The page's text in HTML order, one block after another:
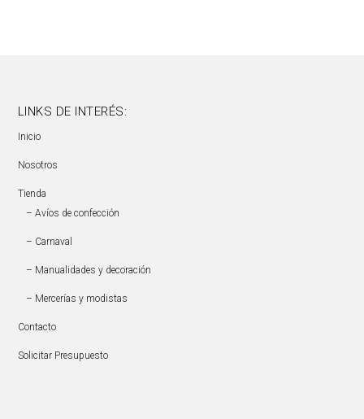
LINKS DE INTERÉS:
Inicio
Nosotros
Tienda
– Avíos de confección
– Carnaval
– Manualidades y decoración
– Mercerías y modistas
Contacto
Solicitar Presupuesto